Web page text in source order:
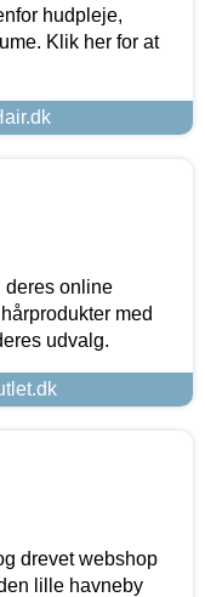
hudpleje,
Klik her for at
deres online
med
udvalg.
drevet webshop
lille havneby